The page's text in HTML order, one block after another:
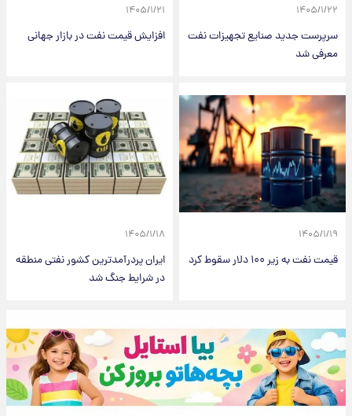
۱۴۰۵/۱/۲۲
سرپرست جدید صنایع تجهیزات نفت
معرفی شد
۱۴۰۵/۱/۲۱
افزایش قیمت نفت در بازار جهانی
۱۴۰۵/۱/۱۹
قیمت نفت به زیر ۱۰۰ دلار سقوط کرد
۱۴۰۵/۱/۱۸
ایران پردرآمدترین کشور نفتی منطقه
در شرایط جنگ شد